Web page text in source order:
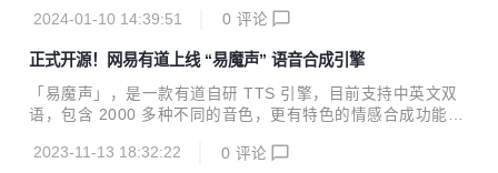
2024-01-10 14:39:51
0 评论
正式开源！网易有道上线 “易魔声” 语音合成引擎
「易魔声」，是一款有道自研 TTS 引擎，目前支持中英文双
语，包含 2000 多种不同的音色，更有特色的情感合成功能，
2023-11-13 18:32:22
0 评论